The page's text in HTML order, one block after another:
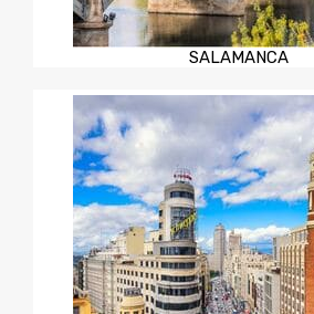
SALAMANCA